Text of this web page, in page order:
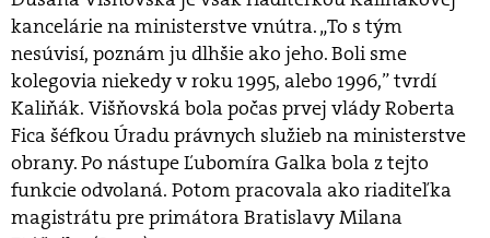
kancelárie na ministerstve vnútra. „To s tým
nesúvisí, poznám ju dlhšie ako jeho. Boli sme
kolegovia niekedy v roku 1995, alebo 1996,” tvrdí
Kaliňák. Višňovská bola počas prvej vlády Roberta
Fica šéfkou Úradu právnych služieb na ministerstve
obrany. Po nástupe Ľubomíra Galka bola z tejto
funkcie odvolaná. Potom pracovala ako riaditeľka
magistrátu pre primátora Bratislavy Milana